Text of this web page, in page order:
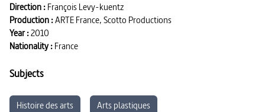
Direction :François Levy-kuentz
Production :ARTE France, Scotto Productions
Year :2010
Nationality :France
Subjects
Histoire des arts Arts plastiques